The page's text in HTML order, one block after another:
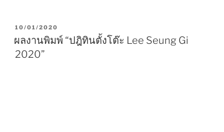
P
S
T
10/01/2020
ผลงานพิมพ์ “ปฎิทินตั้งโต๊ะ Lee Seung Gi
2020”